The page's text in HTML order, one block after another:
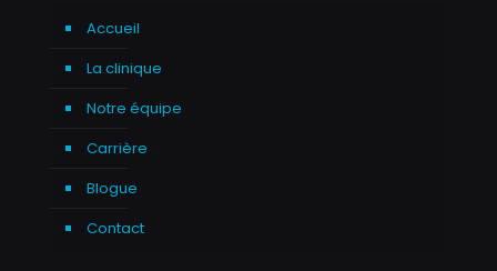
Accueil
La clinique
Notre équipe
Carrière
Blogue
Contact